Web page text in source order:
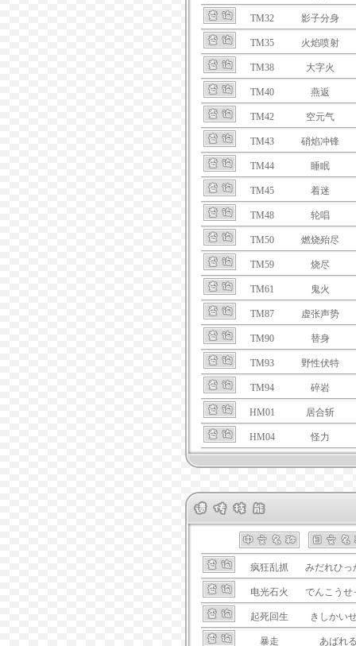
TM32 影子分身
TM35 火焰喷射
TM38 大字火
TM40 燕返
TM42 空元气
TM43 硝焰冲锋
TM44 睡眠
TM45 着迷
TM48 轮唱
TM50 燃烧殆尽
TM59 烧尽
TM61 鬼火
TM87 虚张声势
TM90 替身
TM93 野性伏特
TM94 碎岩
HM01 居合斩
HM04 怪力
疯狂乱抓 みだれひっ
电光石火 でんこうせ
起死回生 きしかい
暴走 あばれ